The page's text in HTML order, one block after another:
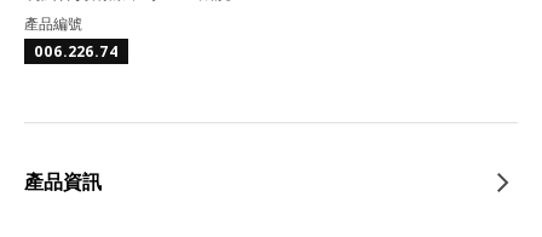
產品編號
006.226.74
產品資訊